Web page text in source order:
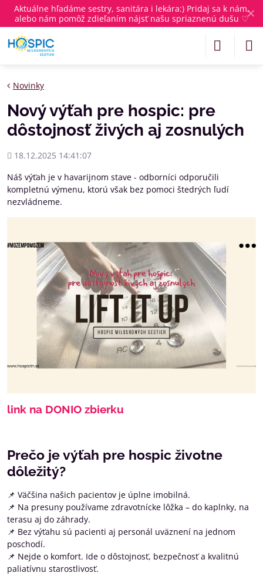
✕
Aktuálne hľadáme sestry, sanitára i lekára:) Pridaj sa k nám,
alebo nám pomôž zdieľaním nájsť našu spriaznenú dušu ♡
Novinky
Nový výťah pre hospic: pre
dôstojnosť živých aj zosnulých
Pridané
18.12.2025 14:41:07
Náš výťah je v havarijnom stave - odborníci odporučili
kompletnú výmenu, ktorú však bez pomoci štedrých ľudí
nezvládneme.
link na DONIO zbierku
Prečo je výťah pre hospic životne
dôležitý?
📌 Väčšina našich pacientov je úplne imobilná.
📌 Na presuny používame zdravotnícke lôžka – do kaplnky, na
terasu aj do záhrady.
📌 Bez výťahu sú pacienti aj personál uväznení na jednom
poschodí.
📌 Nejde o komfort. Ide o dôstojnosť, bezpečnosť a kvalitnú
paliatívnu starostlivosť.